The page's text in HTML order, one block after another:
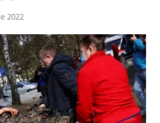
2022